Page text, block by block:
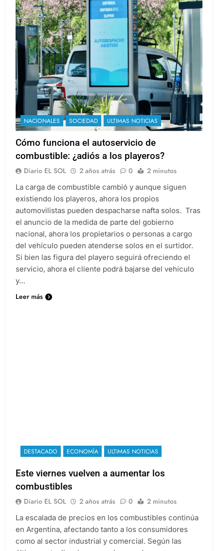
NACIONALES SOCIEDAD ULTIMAS NOTICIAS
Cómo funciona el autoservicio de
combustible: ¿adiós a los playeros?
Diario EL SOL 2 años atrás 0 2 minutos
La carga de combustible cambió y aunque siguen
existiendo los playeros, ahora los propios
automovilistas pueden despacharse nafta solos. Tras
el anuncio de la medida de parte del gobierno
nacional, ahora los propietarios o personas a cargo
del vehículo pueden atenderse solos en el surtidor.
Si bien las figura del playero seguirá ofreciendo el
servicio, ahora el cliente podrá bajarse del vehículo
y…
Leer más
DESTACADO ECONOMÍA ULTIMAS NOTICIAS
Este viernes vuelven a aumentar los
combustibles
Diario EL SOL 2 años atrás 0 2 minutos
La escalada de precios en los combustibles continúa
en Argentina, afectando tanto a los consumidores
como al sector industrial y comercial. Según las